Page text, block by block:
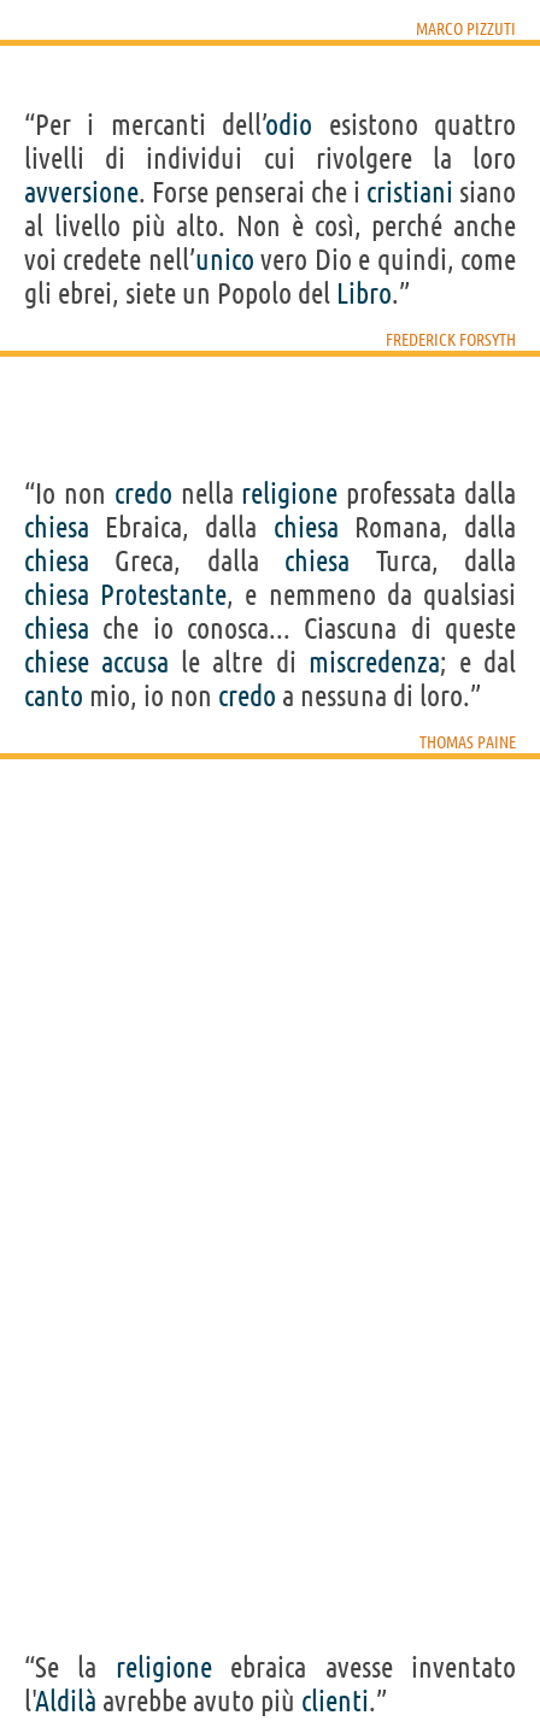
MARCO PIZZUTI
“Per i mercanti dell’odio esistono quattro
livelli di individui cui rivolgere la loro
avversione. Forse penserai che i cristiani siano
al livello più alto. Non è così, perché anche
voi credete nell’unico vero Dio e quindi, come
gli ebrei, siete un Popolo del Libro.”
FREDERICK FORSYTH
“Io non credo nella religione professata dalla
chiesa Ebraica, dalla chiesa Romana, dalla
chiesa Greca, dalla chiesa Turca, dalla
chiesa Protestante, e nemmeno da qualsiasi
chiesa che io conosca... Ciascuna di queste
chiese accusa le altre di miscredenza; e dal
canto mio, io non credo a nessuna di loro.”
THOMAS PAINE
“Se la religioneebraica avesse inventato
l'Aldilà avrebbe avuto più clienti.”